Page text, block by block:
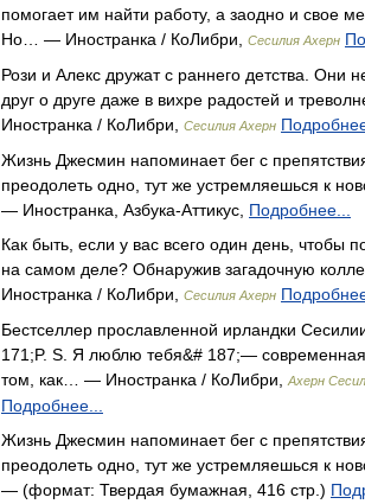
помогает им найти работу, а заодно и свое
Но… — Иностранка / КоЛибри,
Сесилия Ахерн
Рози и Алекс дружат с раннего детства. Они
друг о друге даже в вихре радостей и
Иностранка / КоЛибри,
Сесилия Ахерн
Жизнь Джесмин напоминает бег с
преодолеть одно, тут же устремляешься к
— Иностранка, Азбука-Аттикус, Подробнее...
Как быть, если у вас всего один день, чтобы
на самом деле? Обнаружив загадочную
Иностранка / КоЛибри,
Сесилия Ахерн
Бестселлер прославленной ирландки
171;P. S. Я люблю тебя&# 187;—
том, как… — Иностранка / КоЛибри,
Ахерн
Подробнее...
Жизнь Джесмин напоминает бег с
преодолеть одно, тут же устремляешься к
— (формат: Твердая бумажная, 416 стр.)